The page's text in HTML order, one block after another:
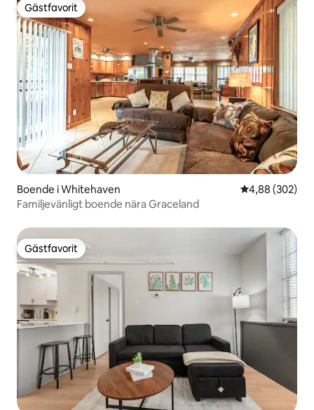
Gästfavorit
Gästfavorit
Boende i Whitehaven 4,88 av 5 i
4,88 (302)
Familjevänligt boende nära Graceland
Gästfavorit
Gästfavorit